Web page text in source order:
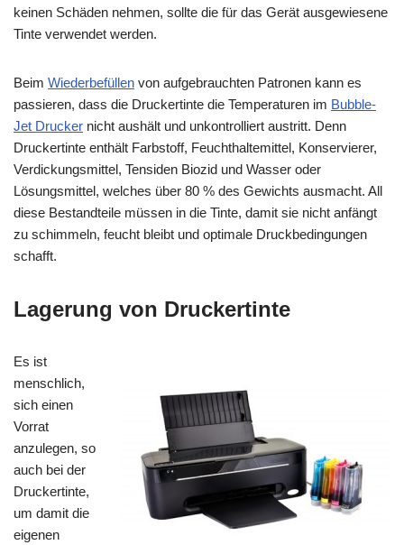
keinen Schäden nehmen, sollte die für das Gerät ausgewiesene
Tinte verwendet werden.
Beim Wiederbefüllen von aufgebrauchten Patronen kann es
passieren, dass die Druckertinte die Temperaturen im Bubble-
Jet Drucker nicht aushält und unkontrolliert austritt. Denn
Druckertinte enthält Farbstoff, Feuchthaltemittel, Konservierer,
Verdickungsmittel, Tensiden Biozid und Wasser oder
Lösungsmittel, welches über 80 % des Gewichts ausmacht. All
diese Bestandteile müssen in die Tinte, damit sie nicht anfängt
zu schimmeln, feucht bleibt und optimale Druckbedingungen
schafft.
Lagerung von Druckertinte
Es ist
menschlich,
sich einen
Vorrat
anzulegen, so
auch bei der
Druckertinte,
um damit die
eigenen